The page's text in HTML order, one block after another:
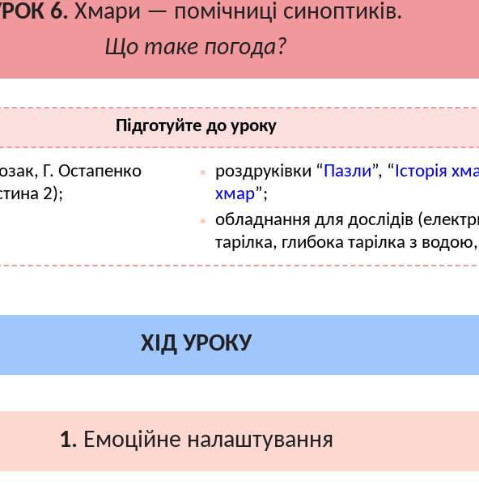
6. Хмари — помічниці синоптиків.
Що таке погода?
Підготуйте до уроку
Г. Остапенко
2);
роздруківки “Пазли”, “Історія
хмар”;
обладнання для дослідів
тарілка, глибока тарілка з
ХІД УРОКУ
1. Емоційне налаштування